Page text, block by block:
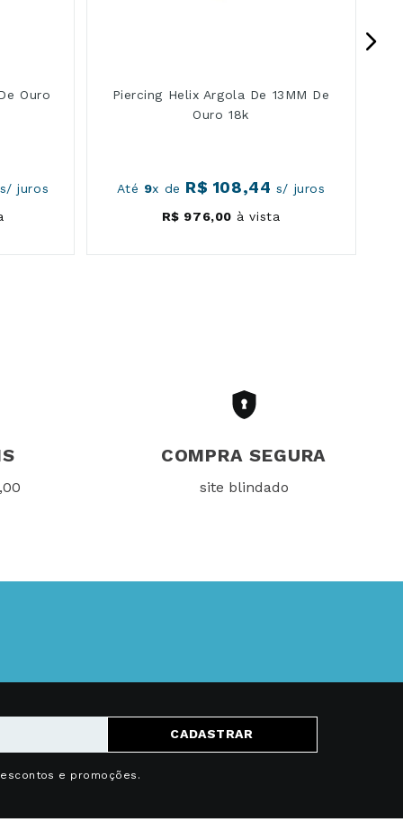
Ouro
juros
Piercing Helix Argola De 13MM De
Ouro 18k
Até 9x de R$ 108,44 s/ juros
R$ 976,00 à vista
COMPRA SEGURA
site blindado
CADASTRAR
e promoções.